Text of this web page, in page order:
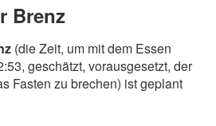
Brenz
(die Zeit, um mit dem Essen
geschätzt, vorausgesetzt, der
Fasten zu brechen) ist geplant